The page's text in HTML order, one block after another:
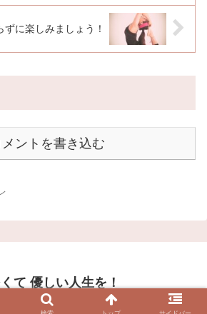
に楽しみましょう！
メントを書き込む
て 優しい人生を！
ごつくて 優しい人生を！.